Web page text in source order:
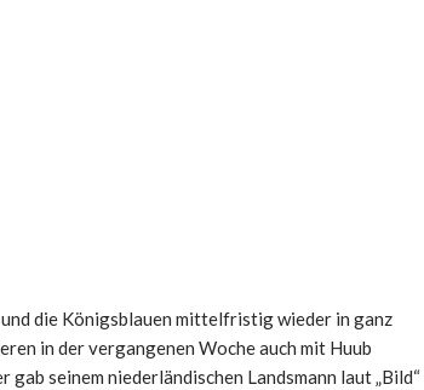
die Königsblauen mittelfristig wieder in ganz
in der vergangenen Woche auch mit Huub
seinem niederländischen Landsmann laut „Bild“